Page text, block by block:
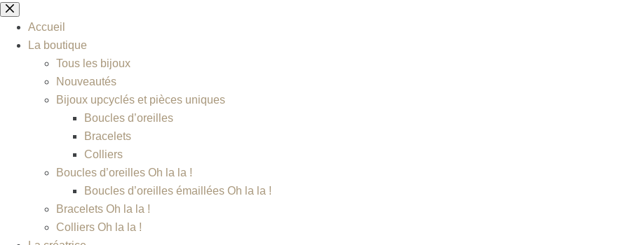
Accueil
La boutique
Tous les bijoux
Nouveautés
Bijoux upcyclés et pièces uniques
Boucles d’oreilles
Bracelets
Colliers
Boucles d’oreilles Oh la la !
Boucles d’oreilles émaillées Oh la la !
Bracelets Oh la la !
Colliers Oh la la !